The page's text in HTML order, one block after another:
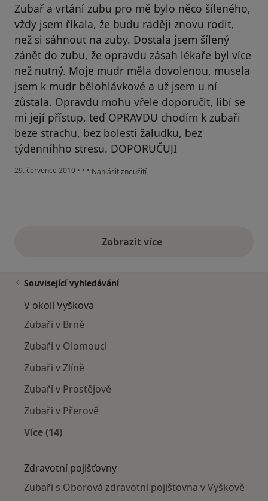
Zubař a vrtání zubu pro mě bylo něco šíleného,
vždy jsem říkala, že budu raději znovu rodit,
než si sáhnout na zuby. Dostala jsem šílený
zánět do zubu, že opravdu zásah lékaře byl více
než nutný. Moje mudr měla dovolenou, musela
jsem k mudr bělohlávkové a už jsem u ní
zůstala. Opravdu mohu vřele doporučit, líbí se
mi její přístup, teď OPRAVDU chodím k zubaři
beze strachu, bez bolestí žaludku, bez
týdenníhho stresu. DOPORUČUJI
29. července 2010 • • • podle názoru uživatele Pacient
Nahlásit zneužití
Zobrazit vícevýše uvedené názory
Související vyhledávání
V okolí Vyškova
Zubaři v Brně
Zubaři v Olomouci
Zubaři v Zlíně
Zubaři v Prostějově
Zubaři v Přerově
Více (14)
Zdravotní pojišťovny
Zubaři s Oborová zdravotní pojišťovna v Vyškově